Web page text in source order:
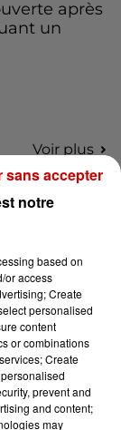
après
un
Voir plus
le
2026
entrées
nos
notre
based on
or access
Create
personalised
content
or combinations
Create
prevent and
and content;
may
sans accepter